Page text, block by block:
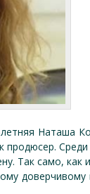
Наташа
продюсер.
Так само,